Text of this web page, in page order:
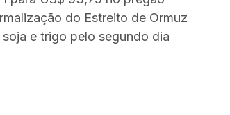
do Estreito de Ormuz
e trigo pelo segundo dia